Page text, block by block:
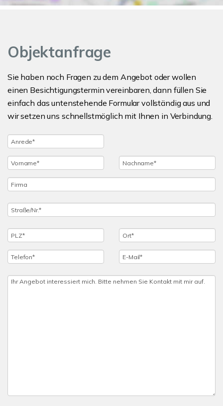
Objektanfrage
Sie haben noch Fragen zu dem Angebot oder wollen
einen Besichtigungstermin vereinbaren, dann füllen Sie
einfach das untenstehende Formular vollständig aus und
wir setzen uns schnellstmöglich mit Ihnen in Verbindung.